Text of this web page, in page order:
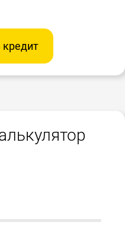
кредит